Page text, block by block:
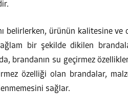
belirlerken, ürünün kalitesine ve
bir şekilde dikilen
brandanın su geçirmez
özelliği olan brandalar,
sağlar.